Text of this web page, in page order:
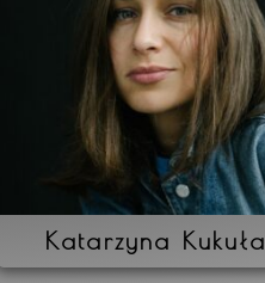
Katarzyna Kukuła